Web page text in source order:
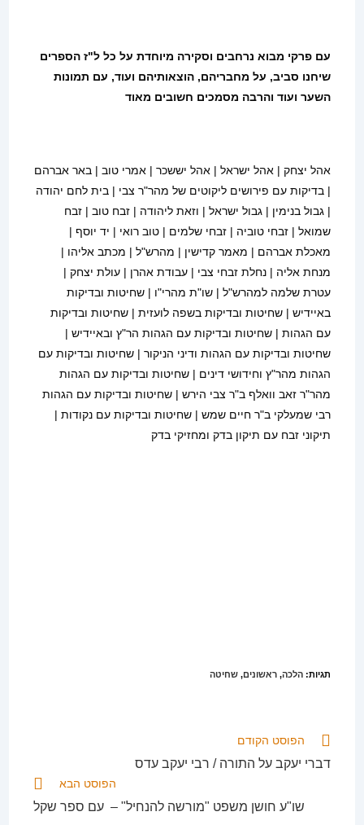
עם פרקי מבוא נרחבים וסקירה מיוחדת על כל ל"ז הספרים
שיחנו סביב, על מחבריהם, הוצאותיהם ועוד, עם תמונות
השער ועוד והרבה מסמכים חשובים מאוד
אהל יצחק | אהל ישראל | אהל יששכר | אמרי טוב | באר אברהם
| בדיקות עם פירושים ליקוטים של מהר"ר צבי | בית לחם יהודה
| גבול בנימין | גבול ישראל | וזאת ליהודה | זבח טוב | זבח
שמואל | זבחי טוביה | זבחי שלמים | טוב רואי | יד יוסף |
מאכלת אברהם | מאמר קדישין | מהרש"ל | מכתב אליהו |
מנחת אליה | נחלת זבחי צבי | עבודת אהרן | עולת יצחק |
עטרת שלמה למהרש"ל | שו"ת מהרי"ו | שחיטות ובדיקות
באיידיש | שחיטות ובדיקות בשפה לועזית | שחיטות ובדיקות
עם הגהות | שחיטות ובדיקות עם הגהות הר"ץ ובאיידיש |
שחיטות ובדיקות עם הגהות ודיני הניקור | שחיטות ובדיקות עם
הגהות מהר"ץ וחידושי דינים | שחיטות ובדיקות עם הגהות
מהר"ר זאב וואלף ב"ר צבי הירש | שחיטות ובדיקות עם הגהות
רבי שמעלקי ב"ר חיים שמש | שחיטות ובדיקות עם נקודות |
תיקוני זבח עם תיקון בדק ומחזיקי בדק
תגיות:הלכה, ראשונים, שחיטה
לקרוא
נוספים
הפוסט הקודם
דברי יעקב על התורה / רבי יעקב עדס
הפוסט הבא
שו"ע חושן משפט "מורשה להנחיל" – עם ספר שקל